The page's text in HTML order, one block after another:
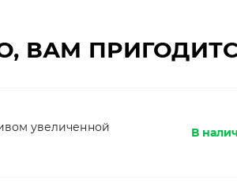
ВАМ
увеличенной
В